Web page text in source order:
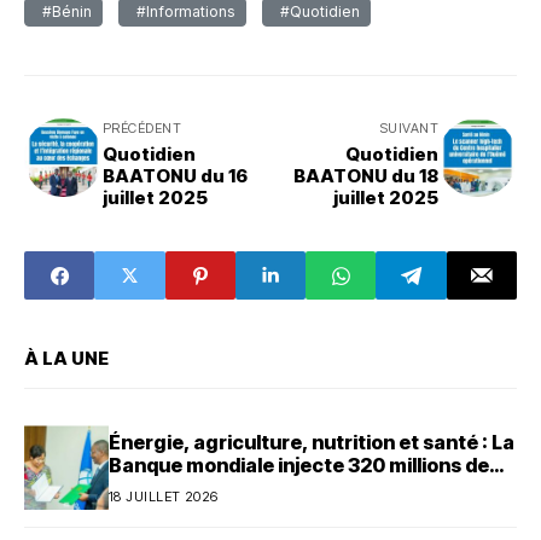
#Bénin #Informations #Quotidien
PRÉCÉDENT
Quotidien
BAATONU du 16
juillet 2025
SUIVANT
Quotidien
BAATONU du 18
juillet 2025
À LA UNE
Énergie, agriculture, nutrition et santé : La
Banque mondiale injecte 320 millions de
dollars au Bénin
18 JUILLET 2026